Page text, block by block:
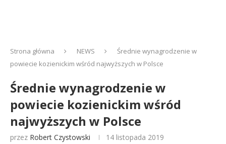
Strona główna NEWS
Średnie wynagrodzenie w
powiecie kozienickim wśród najwyższych w Polsce
Średnie wynagrodzenie w
powiecie kozienickim wśród
najwyższych w Polsce
przez Robert Czystowski 14 listopada 2019